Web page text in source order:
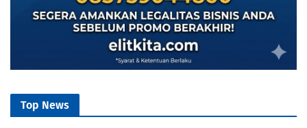
Top News